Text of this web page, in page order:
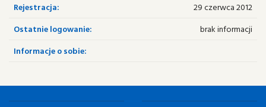
Rejestracja:
29 czerwca 2012
Ostatnie logowanie:
brak informacji
Informacje o sobie: